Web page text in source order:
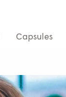
Capsules